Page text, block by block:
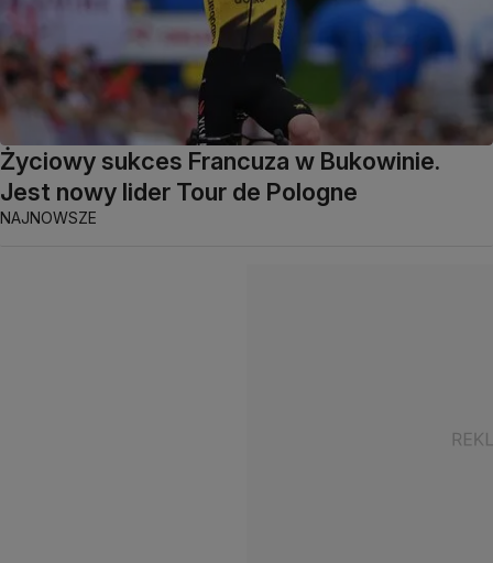
Życiowy sukces Francuza w Bukowinie.
Jest nowy lider Tour de Pologne
NAJNOWSZE